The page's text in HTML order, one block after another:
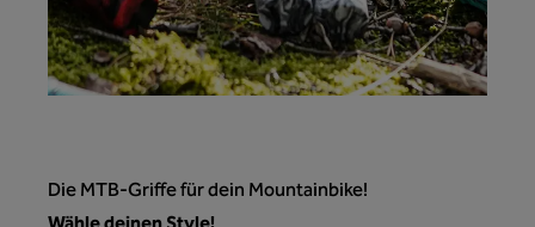
Die MTB-Griffe für dein Mountainbike!